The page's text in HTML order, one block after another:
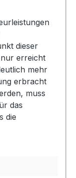
dieser
erreicht
mehr
erbracht
muss
das
die
erfasst.